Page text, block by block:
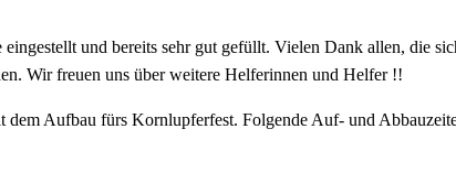
und bereits sehr gut gefüllt. Vielen Dank allen, die
Wir freuen uns über weitere Helferinnen und Helfer !!
Aufbau fürs Kornlupferfest. Folgende Auf- und